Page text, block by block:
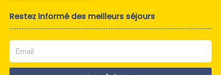
Restez informé des meilleurs séjours